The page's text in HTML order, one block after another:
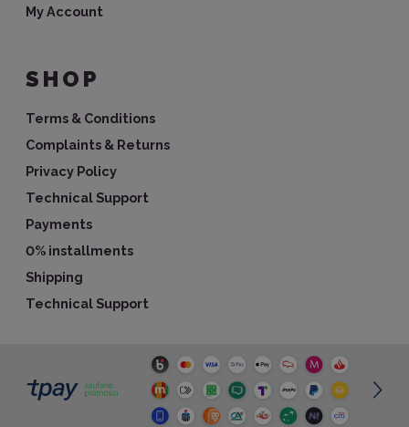
My Account
SHOP
Terms & Conditions
Complaints & Returns
Privacy Policy
Technical Support
Payments
0% installments
Shipping
Technical Support